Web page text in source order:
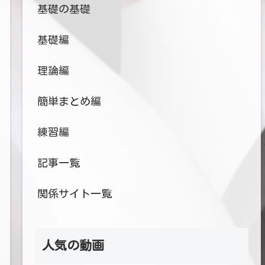
基礎の基礎
基礎編
理論編
簡単まとめ編
練習編
記事一覧
関係サイト一覧
人気の動画